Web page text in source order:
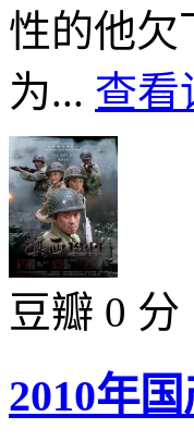
性的他欠
为... 查看
豆瓣 0 分
2010年